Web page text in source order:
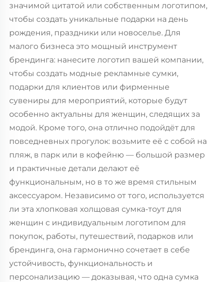
значимой цитатой или собственным логотипом,
чтобы создать уникальные подарки на день
рождения, праздники или новоселье. Для
малого бизнеса это мощный инструмент
брендинга: нанесите логотип вашей компании,
чтобы создать модные рекламные сумки,
подарки для клиентов или фирменные
сувениры для мероприятий, которые будут
особенно актуальны для женщин, следящих за
модой. Кроме того, она отлично подойдёт для
повседневных прогулок: возьмите её с собой на
пляж, в парк или в кофейню — большой размер
и практичные детали делают её
функциональным, но в то же время стильным
аксессуаром. Независимо от того, используется
ли эта хлопковая холщовая сумка-тоут для
женщин с индивидуальным логотипом для
покупок, работы, путешествий, подарков или
брендинга, она гармонично сочетает в себе
устойчивость, функциональность и
персонализацию — доказывая, что одна сумка